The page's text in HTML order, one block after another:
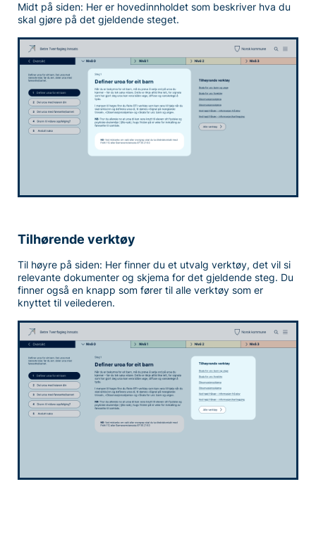
Midt på siden: Her er hovedinnholdet som beskriver hva du
skal gjøre på det gjeldende steget.
Tilhørende verktøy
Til høyre på siden: Her finner du et utvalg verktøy, det vil si
relevante dokumenter og skjema for det gjeldende steg. Du
finner også en knapp som fører til alle verktøy som er
knyttet til veilederen.